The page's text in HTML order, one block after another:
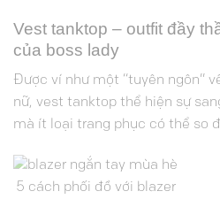
Vest tanktop – outfit đầy
của boss lady
Được ví như một “tuyên ngôn”
nữ, vest tanktop thể hiện sự
mà ít loại trang phục có thể so
5 cách phối đồ với blazer